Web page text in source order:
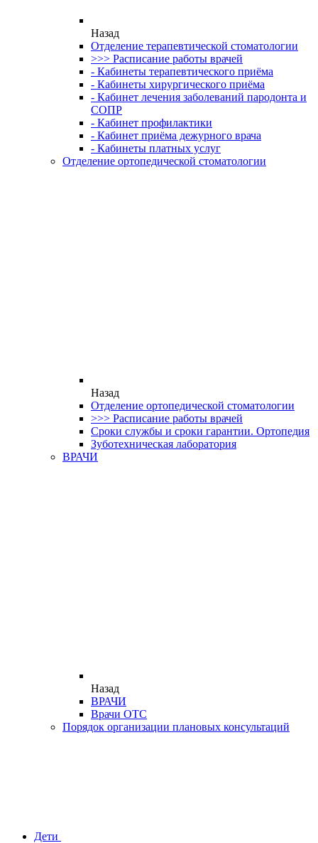
Назад
Отделение терапевтической стоматологии
>>> Расписание работы врачей
- Кабинеты терапевтического приёма
- Кабинеты хирургического приёма
- Кабинет лечения заболеваний пародонта и
СОПР
- Кабинет профилактики
- Кабинет приёма дежурного врача
- Кабинеты платных услуг
Отделение ортопедической стоматологии
Назад
Отделение ортопедической стоматологии
>>> Расписание работы врачей
Сроки службы и сроки гарантии. Ортопедия
Зуботехническая лаборатория
ВРАЧИ
Назад
ВРАЧИ
Врачи ОТС
Порядок организации плановых консультаций
Дети